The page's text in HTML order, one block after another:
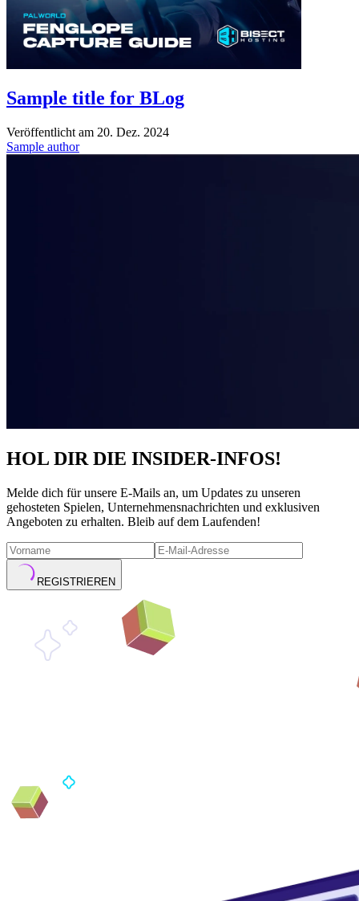
Sample title for BLog
Veröffentlicht am 20. Dez. 2024
Sample author
HOL DIR DIE INSIDER-INFOS!
Melde dich für unsere E-Mails an, um Updates zu unseren
gehosteten Spielen, Unternehmensnachrichten und exklusiven
Angeboten zu erhalten. Bleib auf dem Laufenden!
REGISTRIEREN